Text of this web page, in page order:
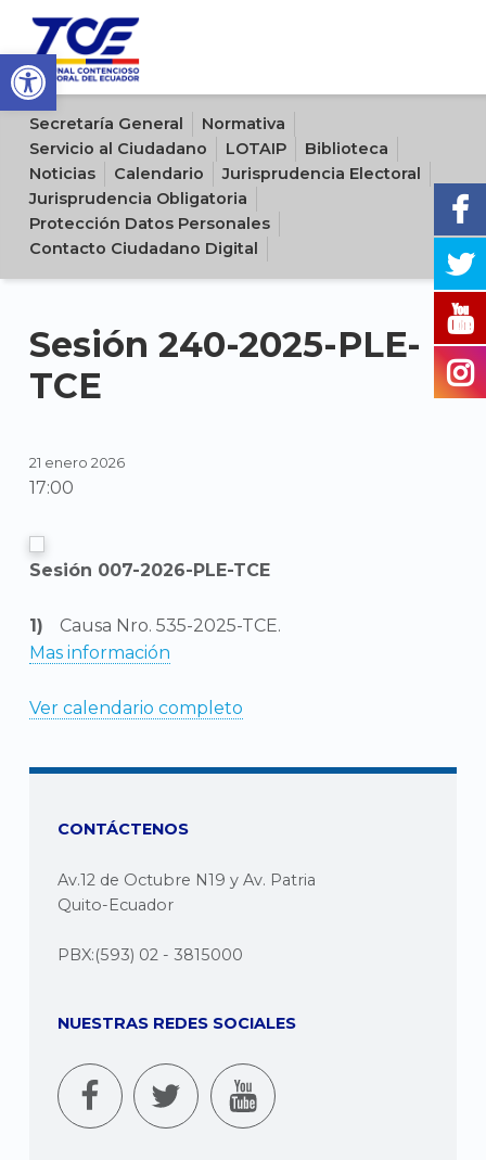
Open toolbar
Sitio oficial del Tribunal Contencioso Electoral del Ecuador
Secretaría General
Normativa
Servicio al Ciudadano
LOTAIP
Biblioteca
Noticias
Calendario
Jurisprudencia Electoral
Jurisprudencia Obligatoria
Protección Datos Personales
Contacto Ciudadano Digital
Sesión 240-2025-PLE-
TCE
21 enero 2026
17:00
Sesión 007-2026-PLE-TCE
Causa Nro. 535-2025-TCE.
Mas información
Ver calendario completo
CONTÁCTENOS
Av.12 de Octubre N19 y Av. Patria
Quito-Ecuador
PBX:(593) 02 - 3815000
NUESTRAS REDES SOCIALES